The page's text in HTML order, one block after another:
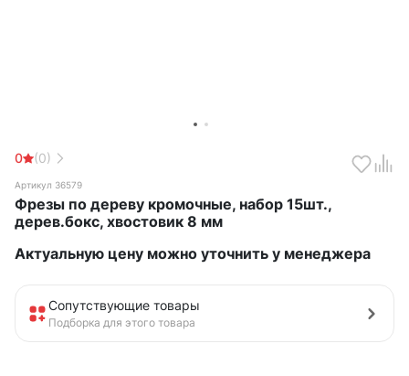
0 (0)
Артикул 36579
Фрезы по дереву кромочные, набор 15шт.,
дерев.бокс, хвостовик 8 мм
Актуальную цену можно уточнить у менеджера
Сопутствующие товары
Подборка для этого товара